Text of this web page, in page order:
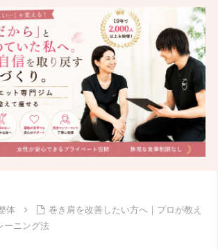
体
巻き肩を改善したい方へ｜プロが教え
ーニング法